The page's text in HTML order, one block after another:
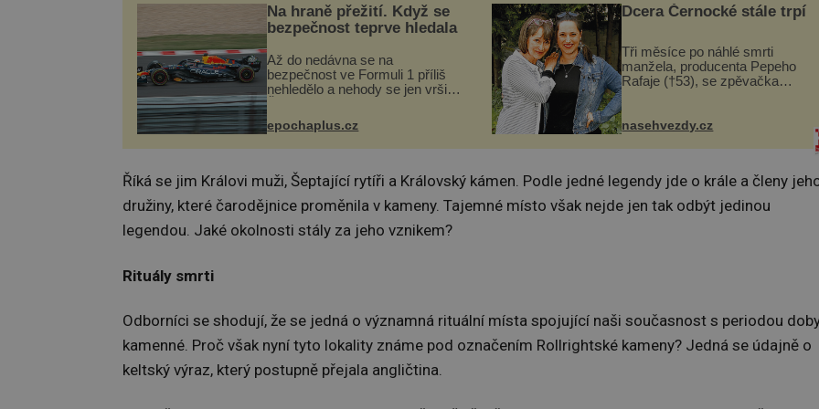
Na hraně přežití. Když se
bezpečnost teprve hledala
Až do nedávna se na
bezpečnost ve Formuli 1 příliš
nehledělo a nehody se jen vršily.
kůži, často s trvalými následky
nebo bohužel i ztrátou života.
Dnes nepochopiteln...
epochaplus.cz
Dcera Černocké stále trpí
Tři měsíce po náhlé smrti
manžela, producenta Pepeho
Rafaje (†53), se zpěvačka
ozvala veřejnosti. Na sociální
nasehvezdy.cz
Říká se jim Královi muži, Šeptající rytíři a Královský kámen. Podle jedné legendy jde o krále a členy
družiny, které čarodějnice proměnila v kameny. Tajemné místo však nejde jen tak odbýt jedinou
legendou. Jaké okolnosti stály za jeho vznikem?
Rituály smrti
Odborníci se shodují, že se jedná o významná rituální místa spojující naši současnost s periodou
kamenné. Proč však nyní tyto lokality známe pod označením Rollrightské kameny? Jedná se údajně o
keltský výraz, který postupně přejala angličtina.